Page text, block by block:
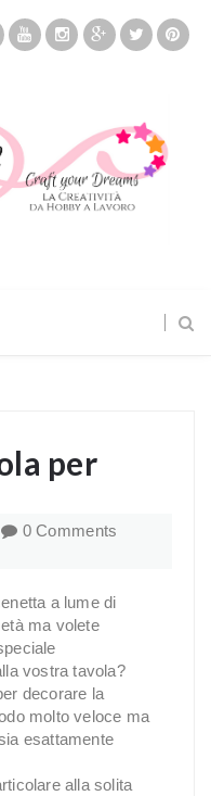
per
0 Comments
a lume di
ma volete
vostra tavola?
decorare la
molto veloce ma
esattamente
alla solita